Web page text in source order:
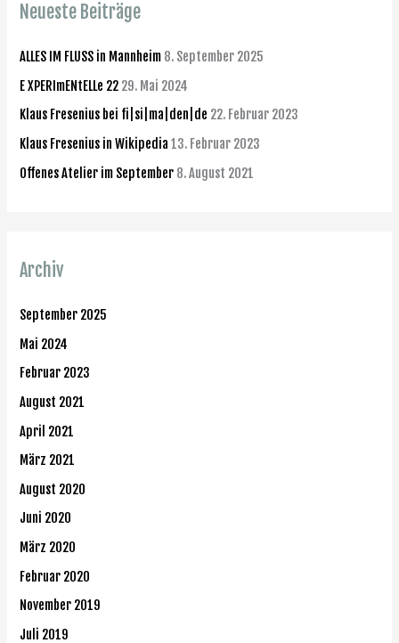
e
n
a
c
h
:
Neueste Beiträge
ALLES IM FLUSS in Mannheim 8. September 2025
E XPERImENtELLe 22 29. Mai 2024
Klaus Fresenius bei fi|si|ma|den|de 22. Februar 2023
Klaus Fresenius in Wikipedia 13. Februar 2023
Offenes Atelier im September 8. August 2021
Archiv
September 2025
Mai 2024
Februar 2023
August 2021
April 2021
März 2021
August 2020
Juni 2020
März 2020
Februar 2020
November 2019
Juli 2019